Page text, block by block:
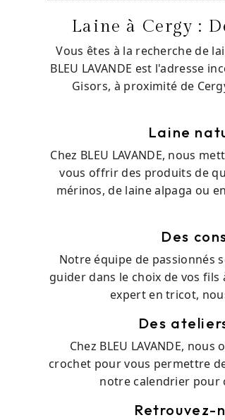
Laine à Cergy :
Vous êtes à la recherche de
BLEU LAVANDE est l'adresse
Gisors, à proximité de
Laine
Chez BLEU LAVANDE, nous
vous offrir des produits de
mérinos, de laine alpaga ou
Des
Notre équipe de passionnés
guider dans le choix de vos
expert en tricot,
Des
Chez BLEU LAVANDE,
crochet pour vous permettre
notre calendrier pour
Retrouvez-